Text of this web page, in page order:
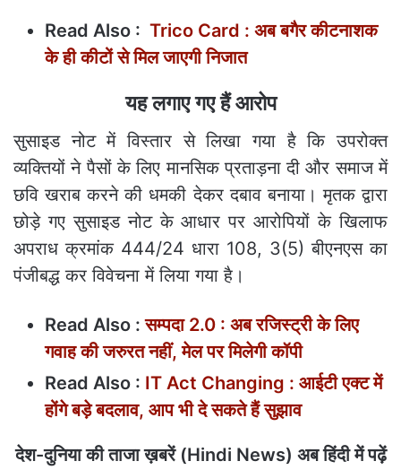
Read Also : Trico Card : अब बगैर कीटनाशक
के ही कीटों से मिल जाएगी निजात
यह लगाए गए हैं आरोप
सुसाइड नोट में विस्तार से लिखा गया है कि उपरोक्त
व्यक्तियों ने पैसों के लिए मानसिक प्रताड़ना दी और समाज में
छवि खराब करने की धमकी देकर दबाव बनाया। मृतक द्वारा
छोड़े गए सुसाइड नोट के आधार पर आरोपियों के खिलाफ
अपराध क्रमांक 444/24 धारा 108, 3(5) बीएनएस का
पंजीबद्ध कर विवेचना में लिया गया है।
Read Also :सम्पदा 2.0 : अब रजिस्ट्री के लिए
गवाह की जरुरत नहीं, मेल पर मिलेगी कॉपी
Read Also : IT Act Changing : आईटी एक्ट में
होंगे बड़े बदलाव, आप भी दे सकते हैं सुझाव
देश-दुनिया की ताजा ख़बरें (Hindi News) अब हिंदी में पढ़ें